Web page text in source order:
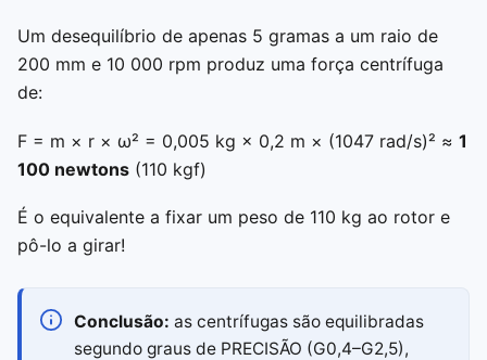
Um desequilíbrio de apenas 5 gramas a um raio de
200 mm e 10 000 rpm produz uma força centrífuga
de:
F = m × r × ω² = 0,005 kg × 0,2 m × (1047 rad/s)² ≈ 1
100 newtons (110 kgf)
É o equivalente a fixar um peso de 110 kg ao rotor e
pô-lo a girar!
Conclusão: as centrífugas são equilibradas
segundo graus de PRECISÃO (G0,4–G2,5),